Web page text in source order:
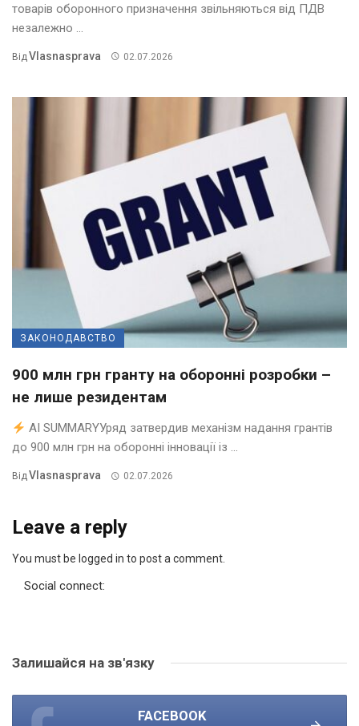
товарів оборонного призначення звільняються від ПДВ
незалежно ...
Від Vlasnasprava 02.07.2026
ЗАКОНОДАВСТВО
900 млн грн гранту на оборонні розробки –
не лише резидентам
AI SUMMARYУряд затвердив механізм надання грантів
до 900 млн грн на оборонні інновації із ...
ВідVlasnasprava 02.07.2026
Leave a reply
You must be logged in to post a comment.
Social connect:
Залишайся на зв'язку
FACEBOOK